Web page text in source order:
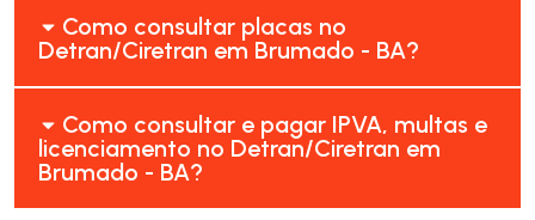
Como consultar placas no
Detran/Ciretran em Brumado - BA?
Como consultar e pagar IPVA, multas e
licenciamento no Detran/Ciretran em
Brumado - BA?